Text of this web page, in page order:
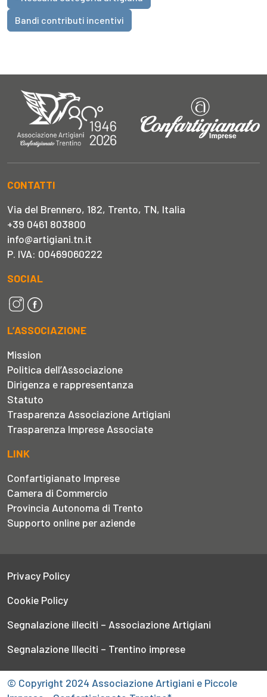
Bandi contributi incentivi
CONTATTI
Via del Brennero, 182, Trento, TN, Italia
+39 0461 803800
info@artigiani.tn.it
P. IVA: 00469060222
SOCIAL
L’ASSOCIAZIONE
Mission
Politica dell’Associazione
Dirigenza e rappresentanza
Statuto
Trasparenza Associazione Artigiani
Trasparenza Imprese Associate
LINK
Confartigianato Imprese
Camera di Commercio
Provincia Autonoma di Trento
Supporto online per aziende
Privacy Policy
Cookie Policy
Segnalazione illeciti – Associazione Artigiani
Segnalazione Illeciti – Trentino imprese
© Copyright 2024 Associazione Artigiani e Piccole